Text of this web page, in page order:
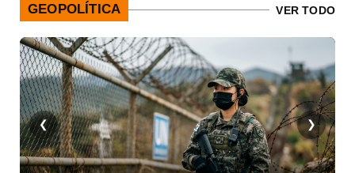
GEOPOLÍTICA VER TODO
❮ ❯